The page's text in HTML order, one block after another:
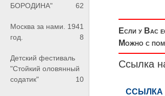
БОРОДИНА"
62
Москва за нами. 1941
год.
8
Детский фестиваль
"Стойкий оловянный
содатик"
10
Если у Вас
Можно с
Ссылка